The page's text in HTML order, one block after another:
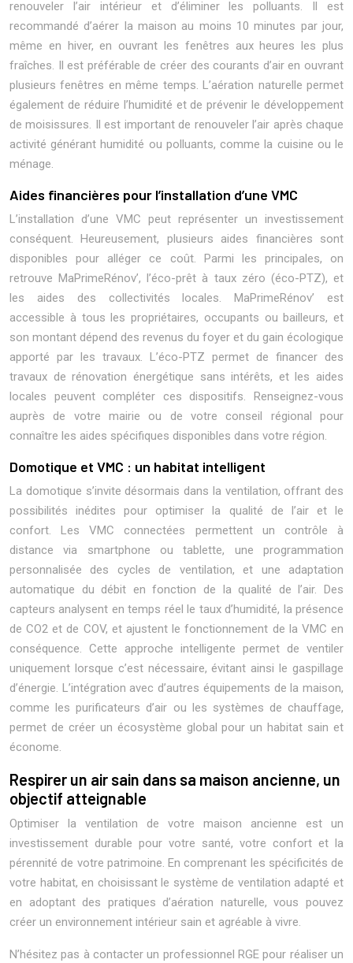
renouveler l’air intérieur et d’éliminer les polluants. Il est
recommandé d’aérer la maison au moins 10 minutes par jour,
même en hiver, en ouvrant les fenêtres aux heures les plus
fraîches. Il est préférable de créer des courants d’air en ouvrant
plusieurs fenêtres en même temps. L’aération naturelle permet
également de réduire l’humidité et de prévenir le développement
de moisissures. Il est important de renouveler l’air après chaque
activité générant humidité ou polluants, comme la cuisine ou le
ménage.
Aides financières pour l’installation d’une VMC
L’installation d’une VMC peut représenter un investissement
conséquent. Heureusement, plusieurs aides financières sont
disponibles pour alléger ce coût. Parmi les principales, on
retrouve MaPrimeRénov’, l’éco-prêt à taux zéro (éco-PTZ), et
les aides des collectivités locales. MaPrimeRénov’ est
accessible à tous les propriétaires, occupants ou bailleurs, et
son montant dépend des revenus du foyer et du gain écologique
apporté par les travaux. L’éco-PTZ permet de financer des
travaux de rénovation énergétique sans intérêts, et les aides
locales peuvent compléter ces dispositifs. Renseignez-vous
auprès de votre mairie ou de votre conseil régional pour
connaître les aides spécifiques disponibles dans votre région.
Domotique et VMC : un habitat intelligent
La domotique s’invite désormais dans la ventilation, offrant des
possibilités inédites pour optimiser la qualité de l’air et le
confort. Les VMC connectées permettent un contrôle à
distance via smartphone ou tablette, une programmation
personnalisée des cycles de ventilation, et une adaptation
automatique du débit en fonction de la qualité de l’air. Des
capteurs analysent en temps réel le taux d’humidité, la présence
de CO2 et de COV, et ajustent le fonctionnement de la VMC en
conséquence. Cette approche intelligente permet de ventiler
uniquement lorsque c’est nécessaire, évitant ainsi le gaspillage
d’énergie. L’intégration avec d’autres équipements de la maison,
comme les purificateurs d’air ou les systèmes de chauffage,
permet de créer un écosystème global pour un habitat sain et
économe.
Respirer un air sain dans sa maison ancienne, un
objectif atteignable
Optimiser la ventilation de votre maison ancienne est un
investissement durable pour votre santé, votre confort et la
pérennité de votre patrimoine. En comprenant les spécificités de
votre habitat, en choisissant le système de ventilation adapté et
en adoptant des pratiques d’aération naturelle, vous pouvez
créer un environnement intérieur sain et agréable à vivre.
N’hésitez pas à contacter un professionnel RGE pour réaliser un